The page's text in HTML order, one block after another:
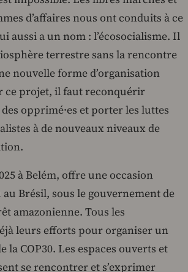
d’affaires nous ont conduits à ce
aussi a un nom : l’écosocialisme. Il
terrestre sans la rencontre
nouvelle forme d’organisation
ce projet, il faut reconquérir
opprimé·es et porter les luttes
à de nouveaux niveaux de
à Belém, offre une occasion
Brésil, sous le gouvernement de
amazonienne. Tous les
leurs efforts pour organiser un
la COP30. Les espaces ouverts et
se rencontrer et s’exprimer